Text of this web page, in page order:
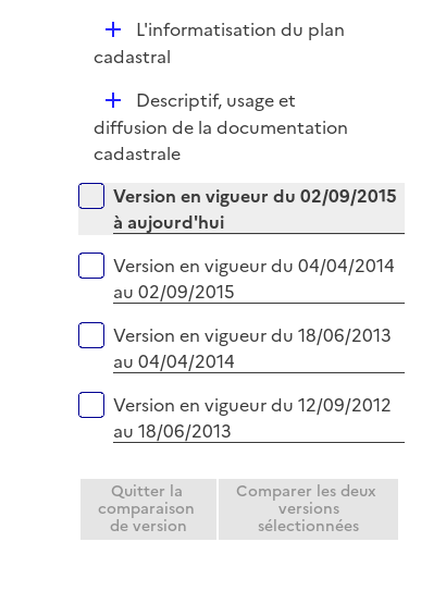
l
i
e
r
D
é
i
e
r
L'informatisation du plan
cadastral
D
é
p
i
e
r
Descriptif, usage et
diffusion de la documentation
cadastrale
Versions sur la période
Version en vigueur du 02/09/2015
à aujourd'hui
Version en vigueur du 04/04/2014
au 02/09/2015
Version en vigueur du 18/06/2013
au 04/04/2014
Version en vigueur du 12/09/2012
au 18/06/2013
Quitter la
comparaison
de version
Comparer les deux
versions
sélectionnées